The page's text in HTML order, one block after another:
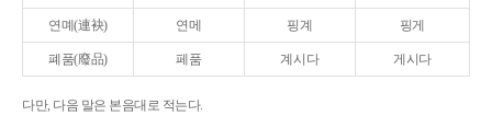
연몌(連袂) 연메 핑계 핑게
폐품(廢品) 페품 계시다 게시다
다만, 다음 말은 본음대로 적는다.